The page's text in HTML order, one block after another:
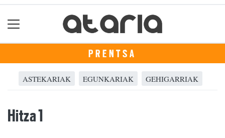
PRENTSA
ASTEKARIAK EGUNKARIAK GEHIGARRIAK
Hitza 1